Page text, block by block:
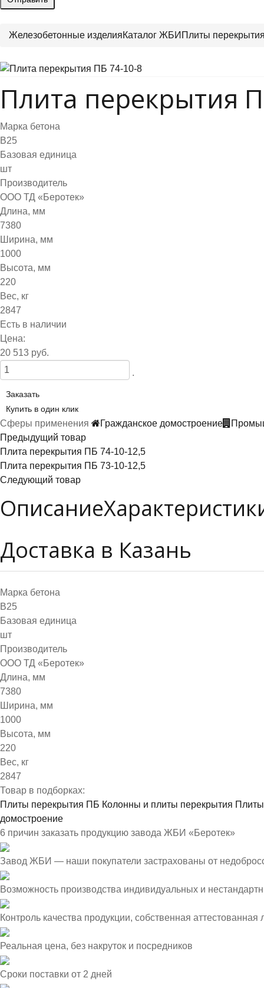
Железобетонные изделияКаталог ЖБИ Плиты
Плита перекрытия
Марка бетона
B25
Базовая единица
шт
Производитель
ООО ТД «Беротек»
Длина, мм
7380
Ширина, мм
1000
Высота, мм
220
Вес, кг
2847
Есть в наличии
Цена:
20 513 руб.
.
Заказать
Купить в один клик
Сферы применения Гражданское домостроение
Предыдущий товар
Плита перекрытия ПБ 74-10-12,5
Плита перекрытия ПБ 73-10-12,5
Следующий товар
Описание
Доставка в Казань
Марка бетона
B25
Базовая единица
шт
Производитель
ООО ТД «Беротек»
Длина, мм
7380
Ширина, мм
1000
Высота, мм
220
Вес, кг
2847
Товар в подборках:
Плиты перекрытия ПБ Колонны и плиты перекрытия
домостроение
6 причин заказать продукцию завода ЖБИ «Беротек»
Завод ЖБИ — наши покупатели застрахованы от
Возможность производства индивидуальных и
Контроль качества продукции, собственная аттестованная
Реальная цена, без накруток и посредников
Сроки поставки от 2 дней